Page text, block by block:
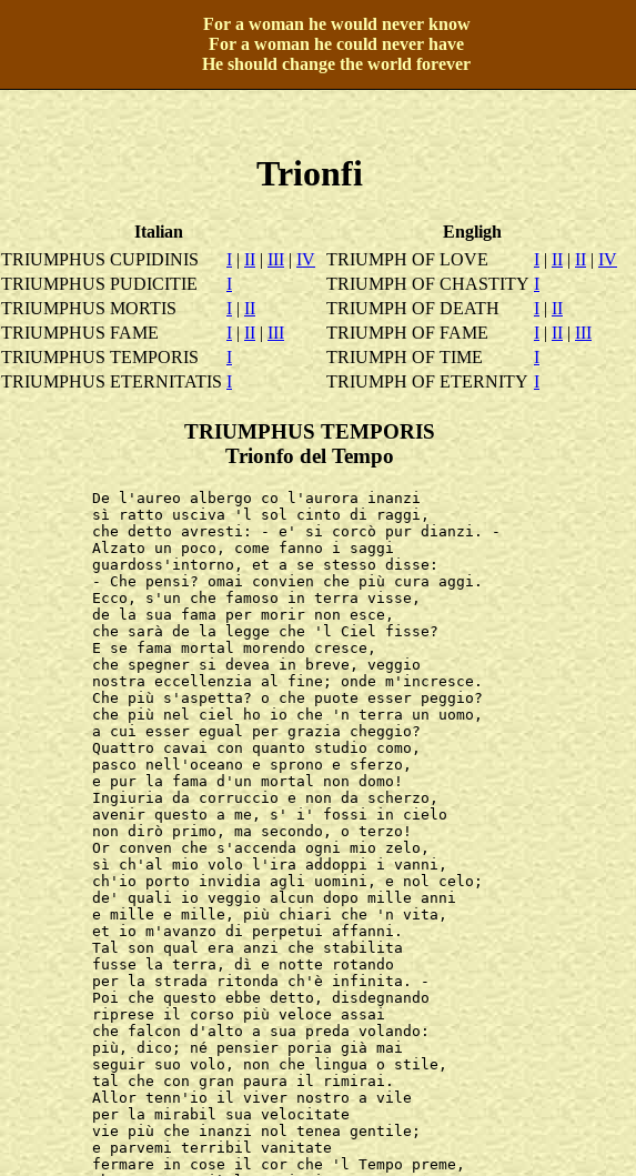
For a woman he would never know
For a woman he could never have
He should change the world forever
Trionfi
Italian
Engligh
TRIUMPHUS CUPIDINIS
I | II | III |IV
TRIUMPHUS PUDICITIE
I
TRIUMPHUS MORTIS
I |II
TRIUMPHUS FAME
I | II | III
TRIUMPHUS TEMPORIS
I
TRIUMPHUS ETERNITATIS I
TRIUMPH OF LOVE I | II | II| IV
TRIUMPH OF CHASTITY I
TRIUMPH OF DEATH
I | II
TRIUMPH OF FAME
I | II | III
TRIUMPH OF TIME
I
TRIUMPH OF ETERNITY I
TRIUMPHUS TEMPORIS
Trionfo del Tempo
De l'aureo albergo co l'aurora inanzi
sì ratto usciva 'l sol cinto di raggi,
che detto avresti: - e' si corcò pur dianzi. -
Alzato un poco, come fanno i saggi
guardoss'intorno, et a se stesso disse:
- Che pensi? omai convien che più cura aggi.
Ecco, s'un che famoso in terra visse,
de la sua fama per morir non esce,
che sarà de la legge che 'l Ciel fisse?
E se fama mortal morendo cresce,
che spegner si devea in breve, veggio
nostra eccellenzia al fine; onde m'incresce.
Che più s'aspetta? o che puote esser peggio?
che più nel ciel ho io che 'n terra un uomo,
a cui esser egual per grazia cheggio?
Quattro cavai con quanto studio como,
pasco nell'oceano e sprono e sferzo,
e pur la fama d'un mortal non domo!
Ingiuria da corruccio e non da scherzo,
avenir questo a me, s' i' fossi in cielo
non dirò primo, ma secondo, o terzo!
Or conven che s'accenda ogni mio zelo,
sì ch'al mio volo l'ira addoppi i vanni,
ch'io porto invidia agli uomini, e nol celo;
de' quali io veggio alcun dopo mille anni
e mille e mille, più chiari che 'n vita,
et io m'avanzo di perpetui affanni.
Tal son qual era anzi che stabilita
fusse la terra, dì e notte rotando
per la strada ritonda ch'è infinita. -
Poi che questo ebbe detto, disdegnando
riprese il corso più veloce assai
che falcon d'alto a sua preda volando:
più, dico; né pensier poria già mai
seguir suo volo, non che lingua o stile,
tal che con gran paura il rimirai.
Allor tenn'io il viver nostro a vile
per la mirabil sua velocitate
vie più che inanzi nol tenea gentile;
e parvemi terribil vanitate
fermare in cose il cor che 'l Tempo preme,